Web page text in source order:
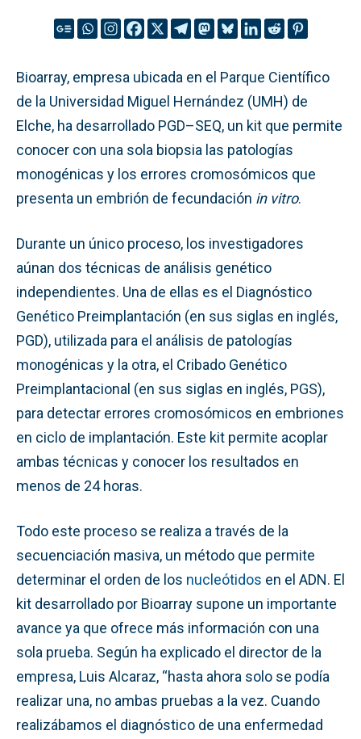
Bioarray, empresa ubicada en el Parque Científico
de la Universidad Miguel Hernández (UMH) de
Elche, ha desarrollado PGD–SEQ, un kit que permite
conocer con una sola biopsia las patologías
monogénicas y los errores cromosómicos que
presenta un embrión de fecundación in vitro.
Durante un único proceso, los investigadores
aúnan dos técnicas de análisis genético
independientes. Una de ellas es el Diagnóstico
Genético Preimplantación (en sus siglas en inglés,
PGD), utilizada para el análisis de patologías
monogénicas y la otra, el Cribado Genético
Preimplantacional (en sus siglas en inglés, PGS),
para detectar errores cromosómicos en embriones
en ciclo de implantación. Este kit permite acoplar
ambas técnicas y conocer los resultados en
menos de 24 horas.
Todo este proceso se realiza a través de la
secuenciación masiva, un método que permite
determinar el orden de los nucleótidos en el ADN. El
kit desarrollado por Bioarray supone un importante
avance ya que ofrece más información con una
sola prueba. Según ha explicado el director de la
empresa, Luis Alcaraz, “hasta ahora solo se podía
realizar una, no ambas pruebas a la vez. Cuando
realizábamos el diagnóstico de una enfermedad